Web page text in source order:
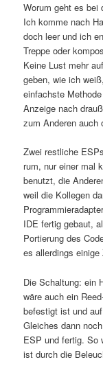
Worum geht es bei
Ich komme nach
doch leer und ich
Treppe oder
Keine Lust mehr
geben, wie ich
einfachste
Anzeige nach
zum Anderen auch
Zwei restliche
rum, nur einer mal
benutzt, die
weil die Kollegen
IDE fertig gebaut,
Portierung des
es allerdings
Die Schaltung: ein
wäre auch ein
befestigt ist und
Gleiches dann
ESP und fertig. So
ist durch die